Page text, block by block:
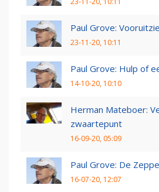
Paul Grove:
23-11-20, 10:11
Paul Grove: Hulp of
14-10-20, 10:10
Herman Mateboer:
zwaartepunt
16-09-20, 05:09
Paul Grove: De
16-07-20, 12:07